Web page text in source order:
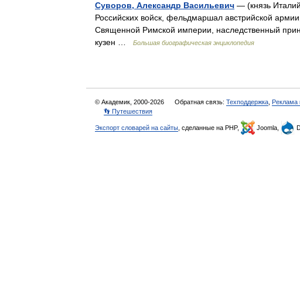
Суворов, Александр Васильевич — (князь
Российских войск, фельдмаршал австрийской
Священной Римской империи, наследственный
кузен …
Большая биографическая энциклопедия
© Академик, 2000-2026 Обратная связь: Техподдержка Реклама
👣 Путешествия
Экспорт словарей на сайты , сделанные на PHP, Joomla,